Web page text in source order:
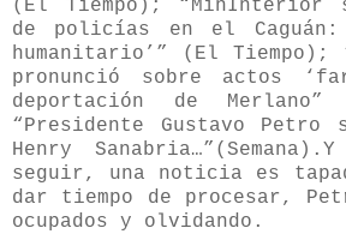
(El Tiempo); “MinInterior
de policías en el
humanitario’” (El
pronunció sobre actos
deportación de
“Presidente Gustavo Petro
Henry Sanabria…”(Semana).Y
seguir, una noticia es
dar tiempo de procesar,
ocupados y olvidando.